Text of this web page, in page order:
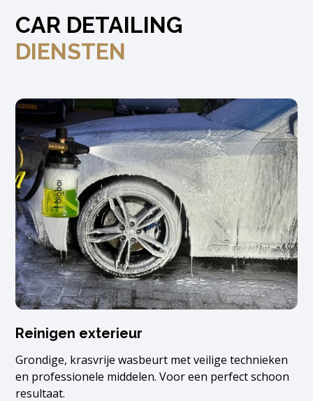
CAR DETAILING
DIENSTEN
Reinigen exterieur
Grondige, krasvrije wasbeurt met veilige technieken
en professionele middelen. Voor een perfect schoon
resultaat.